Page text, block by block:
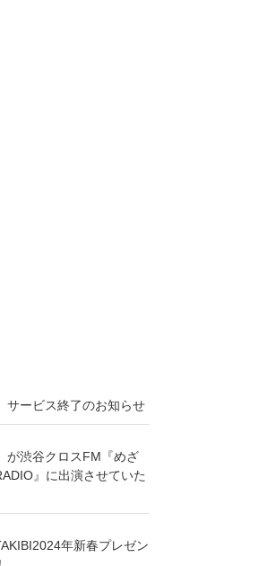
サービス終了のお知らせ
が渋谷クロスFM『めざ
』に出演させていた
年新春プレゼン